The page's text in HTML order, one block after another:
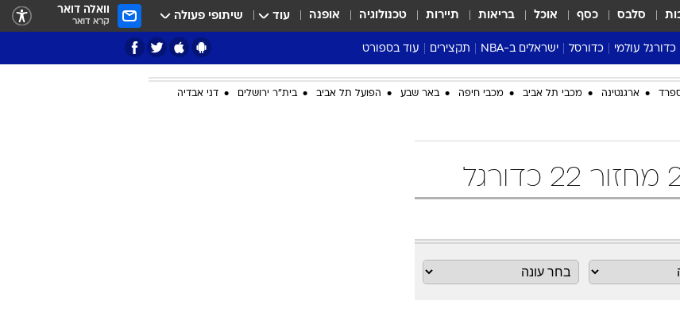
סלבס כסף אוכל בריאות תיירות טכנולוגיה אופנה עוד שיתופי פעולה וואלה דואר
קרא דואר
כדורגל עולמי
ליגה אנגלית
ליגה צרפתית
ליגת האלופות
דרום אמריקה
כדורסל
ליגת העל
נבחרות ישראל בכדורסל
כדורסל נשים
ישראלים ב-NBA
דני אבדיה
תקצירים עוד בספורט
מונדיאל 2026
NBA
אבא של שבת
סערה בממלכה
ארגנטינה מכבי תל אביב מכבי חיפה באר שבע הפועל תל אביב בית"ר ירושלים דני אבדיה